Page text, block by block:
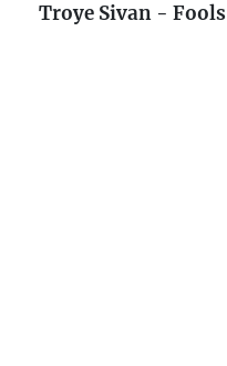
Troye Sivan - Fools